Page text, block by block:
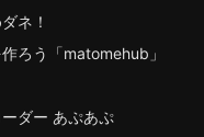
ネ！
ろう「matomehub」
ダー あぷあぷ